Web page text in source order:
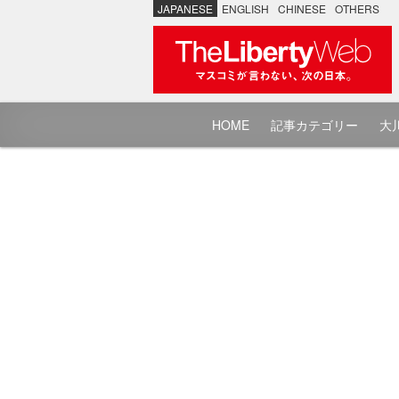
JAPANESE ENGLISH CHINESE OTHERS
HOME 記事カテゴリー 大